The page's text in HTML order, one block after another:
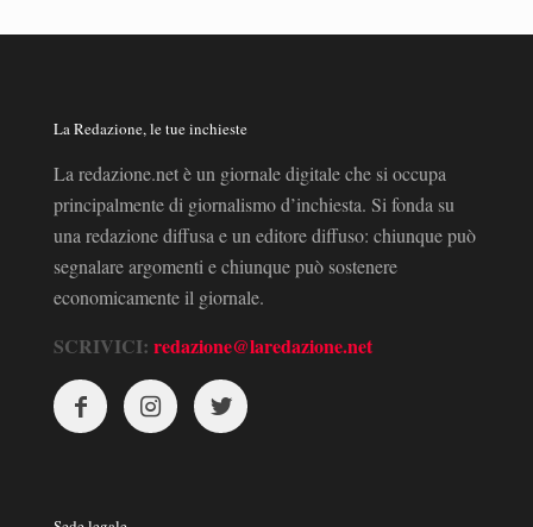
La Redazione, le tue inchieste
La redazione.net è un giornale digitale che si occupa
principalmente di giornalismo d’inchiesta. Si fonda su
una redazione diffusa e un editore diffuso: chiunque può
segnalare argomenti e chiunque può sostenere
economicamente il giornale.
SCRIVICI: redazione@laredazione.net